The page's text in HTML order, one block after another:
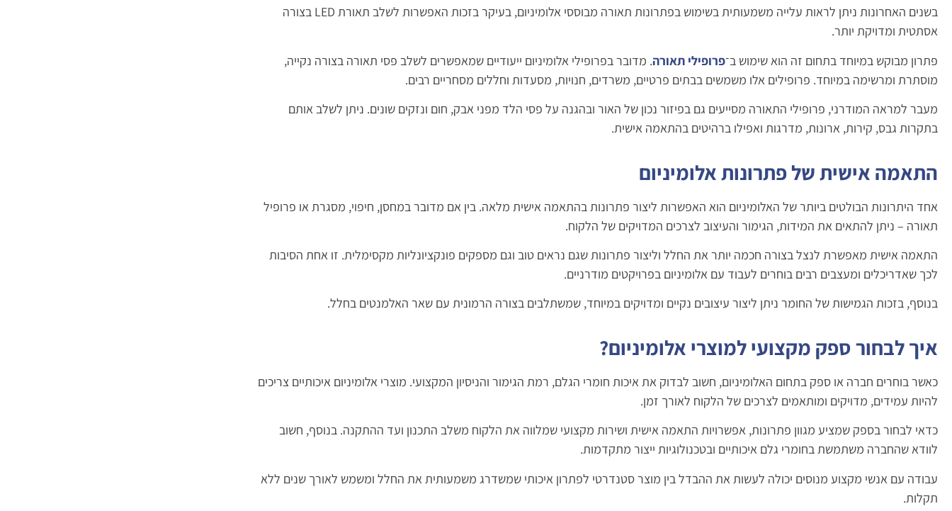
בשנים האחרונות ניתן לראות עלייה משמעותית בשימוש בפתרונות תאורה מבוססי אלומיניום, בעיקר בזכות האפשרות לשלב תאורת LED בצורה
אסתטית ומדויקת יותר.
פתרון מבוקש במיוחד בתחום זה הוא שימוש ב־פרופילי תאורה. מדובר בפרופילי אלומיניום ייעודיים שמאפשרים לשלב פסי תאורה בצורה נקייה,
מוסתרת ומרשימה במיוחד. פרופילים אלו משמשים בבתים פרטיים, משרדים, חנויות, מסעדות וחללים מסחריים רבים.
מעבר למראה המודרני, פרופילי התאורה מסייעים גם בפיזור נכון של האור ובהגנה על פסי הלד מפני אבק, חום ונזקים שונים. ניתן לשלב אותם
בתקרות גבס, קירות, ארונות, מדרגות ואפילו ברהיטים בהתאמה אישית.
התאמה אישית של פתרונות אלומיניום
אחד היתרונות הבולטים ביותר של האלומיניום הוא האפשרות ליצור פתרונות בהתאמה אישית מלאה. בין אם מדובר במחסן, חיפוי, מסגרת או פרופיל
תאורה – ניתן להתאים את המידות, הגימור והעיצוב לצרכים המדויקים של הלקוח.
התאמה אישית מאפשרת לנצל בצורה חכמה יותר את החלל וליצור פתרונות שגם נראים טוב וגם מספקים פונקציונליות מקסימלית. זו אחת הסיבות
לכך שאדריכלים ומעצבים רבים בוחרים לעבוד עם אלומיניום בפרויקטים מודרניים.
בנוסף, בזכות הגמישות של החומר ניתן ליצור עיצובים נקיים ומדויקים במיוחד, שמשתלבים בצורה הרמונית עם שאר האלמנטים בחלל.
איך לבחור ספק מקצועי למוצרי אלומיניום?
כאשר בוחרים חברה או ספק בתחום האלומיניום, חשוב לבדוק את איכות חומרי הגלם, רמת הגימור והניסיון המקצועי. מוצרי אלומיניום איכותיים צריכים
להיות עמידים, מדויקים ומותאמים לצרכים של הלקוח לאורך זמן.
כדאי לבחור בספק שמציע מגוון פתרונות, אפשרויות התאמה אישית ושירות מקצועי שמלווה את הלקוח משלב התכנון ועד ההתקנה. בנוסף, חשוב
לוודא שהחברה משתמשת בחומרי גלם איכותיים ובטכנולוגיות ייצור מתקדמות.
עבודה עם אנשי מקצוע מנוסים יכולה לעשות את ההבדל בין מוצר סטנדרטי לפתרון איכותי שמשדרג משמעותית את החלל ומשמש לאורך שנים ללא
תקלות.